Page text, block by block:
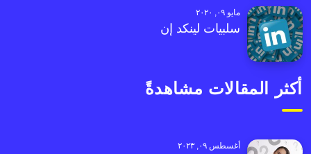
مايو ٠٩, ٢٠٢٠
سلبيات لينكد إن
أكثر المقالات مشاهدةً
أغسطس ٠٩, ٢٠٢٣